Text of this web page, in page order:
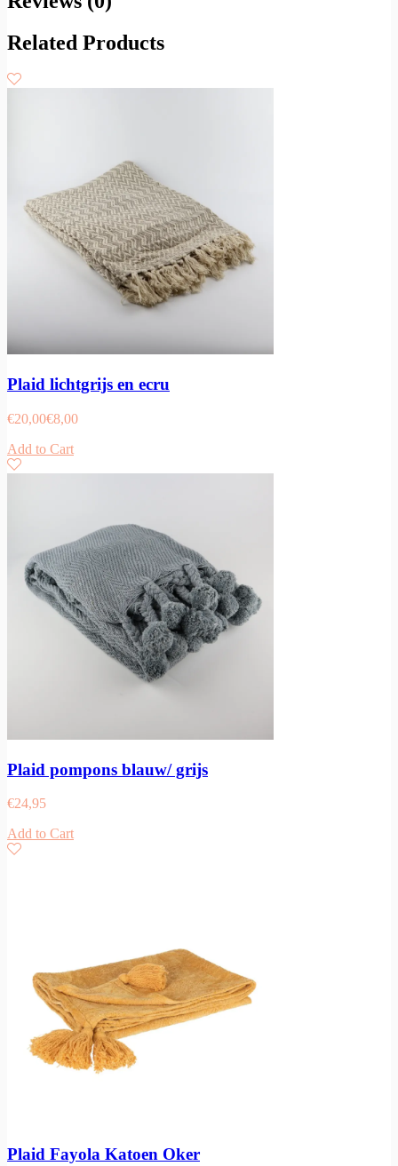
Related Products
Plaid lichtgrijs en ecru
€20,00€8,00
Add to Cart
Plaid pompons blauw/ grijs
€24,95
Add to Cart
Plaid Fayola Katoen Oker